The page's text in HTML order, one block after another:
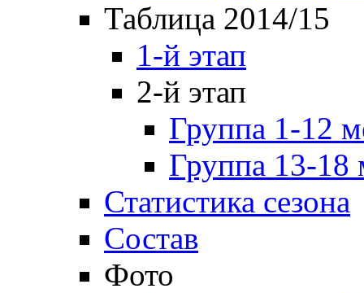
Таблица 2014/15
1-й этап
2-й этап
Группа 1-12
Группа 13-18
Статистика сезона
Состав
Фото